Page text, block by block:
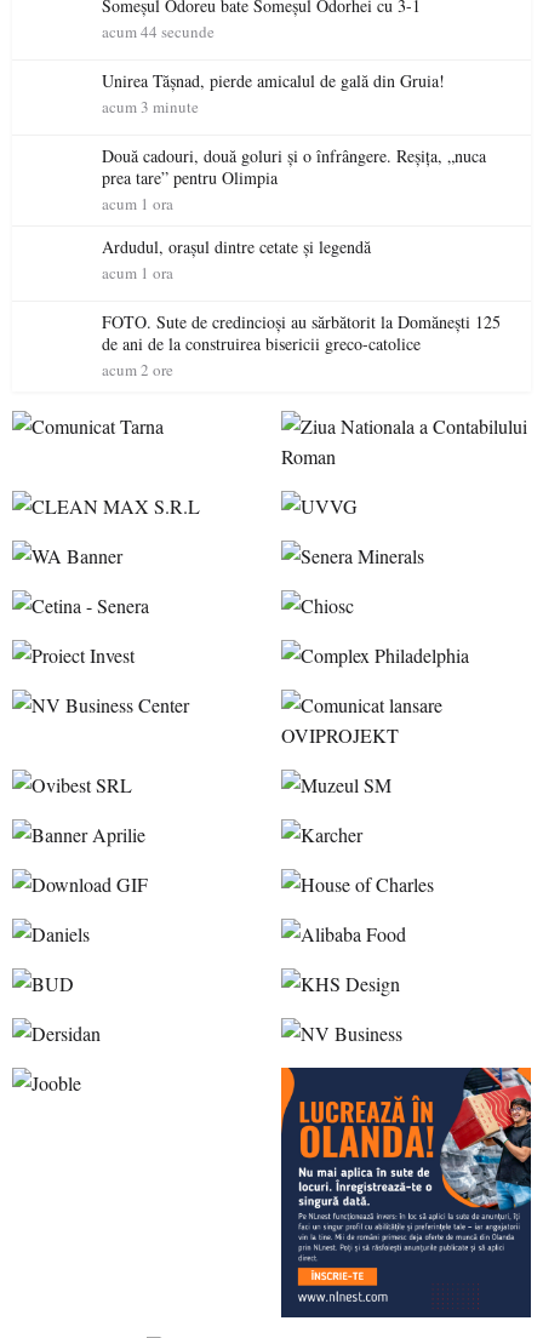
Someșul Odoreu bate Someșul Odorhei cu 3-1
acum 44 secunde
Unirea Tășnad, pierde amicalul de gală din Gruia!
acum 3 minute
Două cadouri, două goluri și o înfrângere. Reșița, „nuca
prea tare” pentru Olimpia
acum 1 ora
Ardudul, orașul dintre cetate și legendă
acum 1 ora
FOTO. Sute de credincioși au sărbătorit la Domănești 125
de ani de la construirea bisericii greco-catolice
acum 2 ore